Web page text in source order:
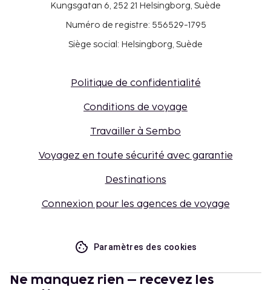
Kungsgatan 6, 252 21 Helsingborg, Suède
Numéro de registre: 556529-1795
Siège social: Helsingborg, Suède
Politique de confidentialité
Conditions de voyage
Travailler à Sembo
Voyagez en toute sécurité avec garantie
Destinations
Connexion pour les agences de voyage
Paramètres des cookies
Ne manquez rien – recevez les